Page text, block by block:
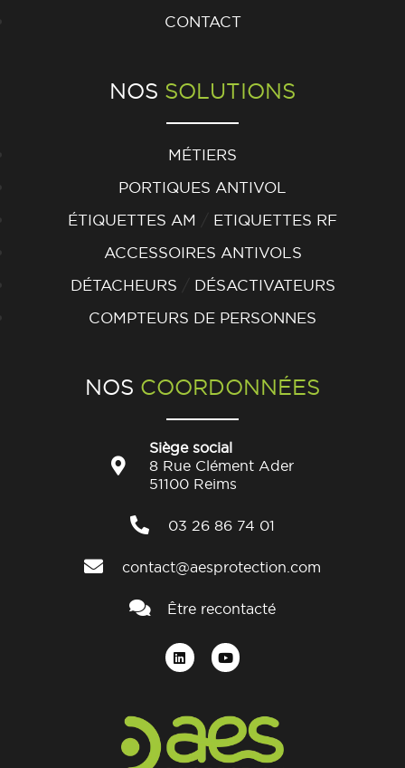
CONTACT
NOS SOLUTIONS
MÉTIERS
PORTIQUES ANTIVOL
ÉTIQUETTES AM
ETIQUETTES RF
ACCESSOIRES ANTIVOLS
DÉTACHEURS
DÉSACTIVATEURS
COMPTEURS DE PERSONNES
NOS COORDONNÉES
Siège social
8 Rue Clément Ader
51100 Reims
03 26 86 74 01
contact@aesprotection.com
Être recontacté